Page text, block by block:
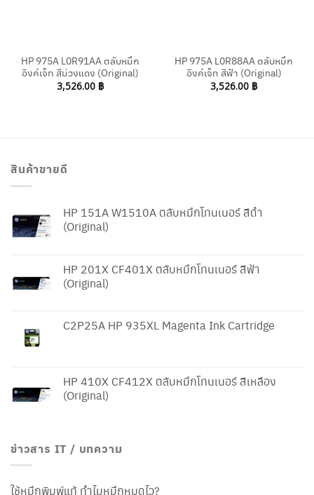
HP 975A L0R91AA ตลับหมึก
อิงค์เจ็ท สีม่วงแดง (Original)
3,526.00 ฿
HP 975A L0R88AA ตลับหมึก
อิงค์เจ็ท สีฟ้า (Original)
3,526.00 ฿
สินค้าขายดี
HP 151A W1510A ตลับหมึกโทนเนอร์ สีดำ
(Original)
HP 201X CF401X ตลับหมึกโทนเนอร์ สีฟ้า
(Original)
C2P25A HP 935XL Magenta Ink Cartridge
HP 410X CF412X ตลับหมึกโทนเนอร์ สีเหลือง
(Original)
ข่าวสาร IT / บทความ
ใช้หมึกพิมพ์แท้ ทำไมหมึกหมดไว?